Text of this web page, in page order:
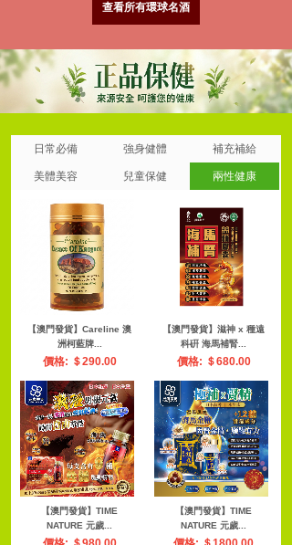
查看所有環球名酒
日常必備 強身健體 補充補給
美體美容 兒童保健 兩性健康
【澳門發貨】Careline 澳
洲柯藍牌...
價格: ＄290.00
【澳門發貨】滋神 x 種遠
科硏 海馬補腎...
價格: ＄680.00
【澳門發貨】TIME
NATURE 元歲...
【澳門發貨】TIME
NATURE 元歲...